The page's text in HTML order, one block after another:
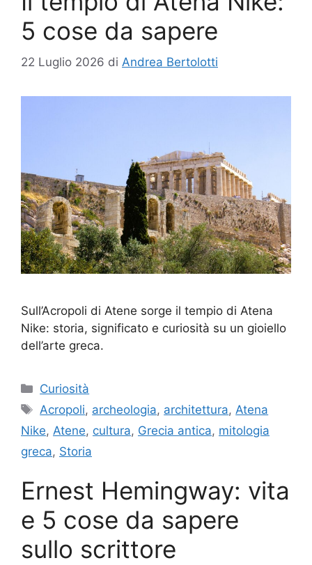
5 cose da sapere
22 Luglio 2026 di Andrea Bertolotti
Sull’Acropoli di Atene sorge il tempio di Atena
Nike: storia, significato e curiosità su un gioiello
dell’arte greca.
Categorie
Curiosità
Tag
Acropoli, archeologia, architettura,Atena
Nike, Atene, cultura, Grecia antica, mitologia
greca, Storia
Ernest Hemingway: vita
e 5 cose da sapere
sullo scrittore